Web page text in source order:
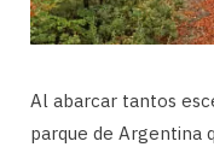
Al abarcar tantos
parque de Argentina